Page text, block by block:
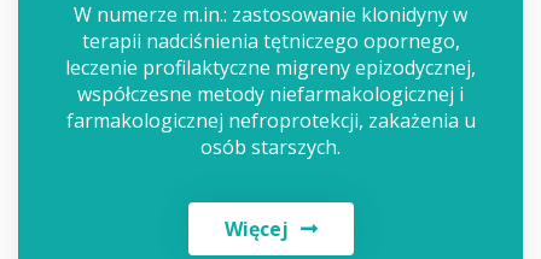
W numerze m.in.: zastosowanie klonidyny w
terapii nadciśnienia tętniczego opornego,
leczenie profilaktyczne migreny epizodycznej,
współczesne metody niefarmakologicznej i
farmakologicznej nefroprotekcji, zakażenia u
osób starszych.
Więcej